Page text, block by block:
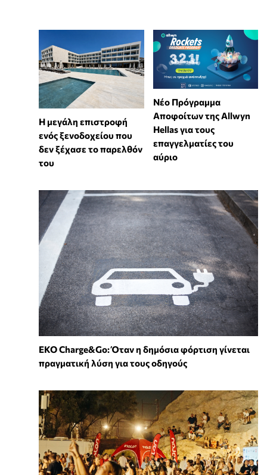
Η μεγάλη επιστροφή
ενός ξενοδοχείου που
δεν ξέχασε το παρελθόν
του
Νέο Πρόγραμμα
Αποφοίτων της Allwyn
Hellas για τους
επαγγελματίες του
αύριο
EKO Charge&Go: Όταν η δημόσια φόρτιση γίνεται
πραγματική λύση για τους οδηγούς